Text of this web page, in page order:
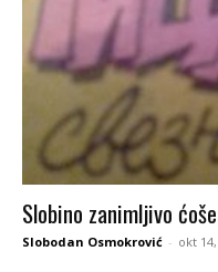
Slobino zanimljivo
Slobodan Osmokrović - okt